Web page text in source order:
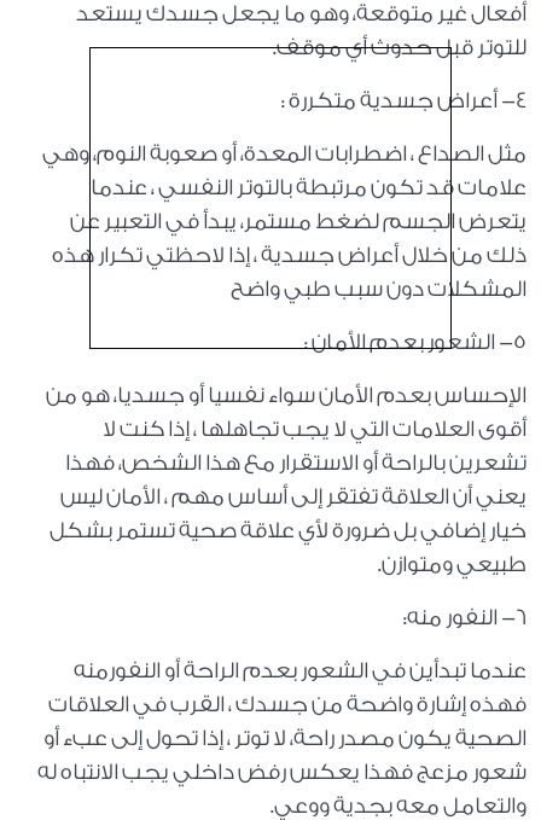
أفعال غير متوقعة، وهو ما يجعل جسدك يستعد
للتوتر قبل حدوث أي موقف.
٤- أعراض جسدية متكررة :
مثل الصداع ، اضطرابات المعدة، أو صعوبة النوم، وهي
علامات قد تكون مرتبطة بالتوتر النفسي ، عندما
يتعرض الجسم لضغط مستمر، يبدأ في التعبير عن
ذلك من خلال أعراض جسدية ، إذا لاحظتي تكرار هذه
المشكلات دون سبب طبي واضح
٥- الشعور بعدم الأمان :
الإحساس بعدم الأمان سواء نفسيا أو جسديا، هو من
أقوى العلامات التي لا يجب تجاهلها ، إذا كنت لا
تشعرين بالراحة أو الاستقرار مع هذا الشخص، فهذا
يعني أن العلاقة تفتقر إلى أساس مهم ، الأمان ليس
خيار إضافي بل ضرورة لأي علاقة صحية تستمر بشكل
طبيعي ومتوازن.
٦- النفور منه:
عندما تبدأين في الشعور بعدم الراحة أو النفورمنه
فهذه إشارة واضحة من جسدك ، القرب في العلاقات
الصحية يكون مصدر راحة، لا توتر ، إذا تحول إلى عبء أو
شعور مزعج فهذا يعكس رفض داخلي يجب الانتباه له
والتعامل معه بجدية ووعي.